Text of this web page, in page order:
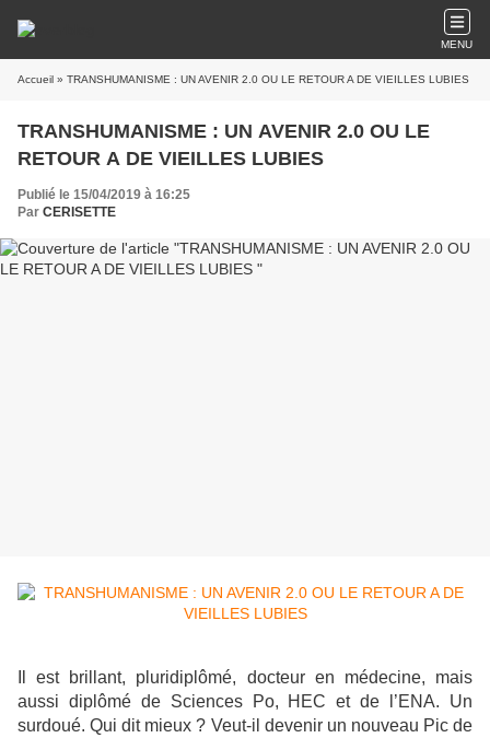
MENU
Accueil » TRANSHUMANISME : UN AVENIR 2.0 OU LE RETOUR A DE VIEILLES LUBIES
TRANSHUMANISME : UN AVENIR 2.0 OU LE
RETOUR A DE VIEILLES LUBIES
Publié le 15/04/2019 à 16:25
Par CERISETTE
Il est brillant, pluridiplômé, docteur en médecine, mais
aussi diplômé de Sciences Po, HEC et de l’ENA. Un
surdoué. Qui dit mieux ? Veut-il devenir un nouveau Pic de